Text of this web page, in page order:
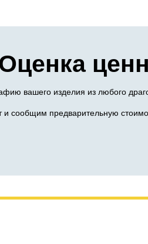
вашего изделия из любого
сообщим предварительную